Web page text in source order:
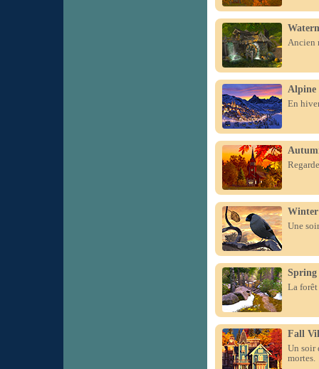
Ancien
Alpine
En
Une
Spring
La forêt
Fall
Un soir
mortes.